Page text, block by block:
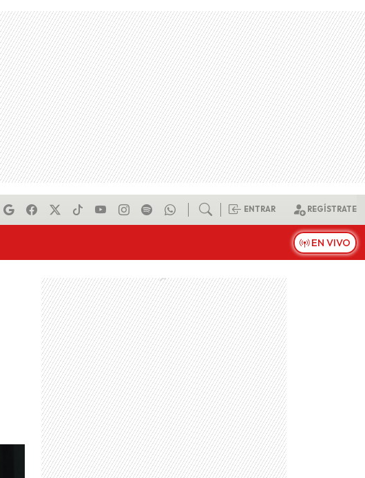
ENTRAR REGÍSTRATE
EN VIVO